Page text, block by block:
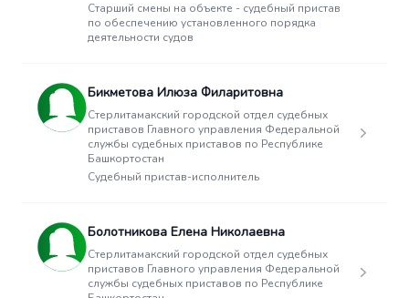
Старший смены на объекте - судебный пристав
по обеспечению установленного порядка
деятельности судов
Бикметова Илюза Филаритовна
Стерлитамакский городской отдел судебных
приставов Главного управления Федеральной
службы судебных приставов по Республике
Башкортостан
Судебный пристав-исполнитель
Болотникова Елена Николаевна
Стерлитамакский городской отдел судебных
приставов Главного управления Федеральной
службы судебных приставов по Республике